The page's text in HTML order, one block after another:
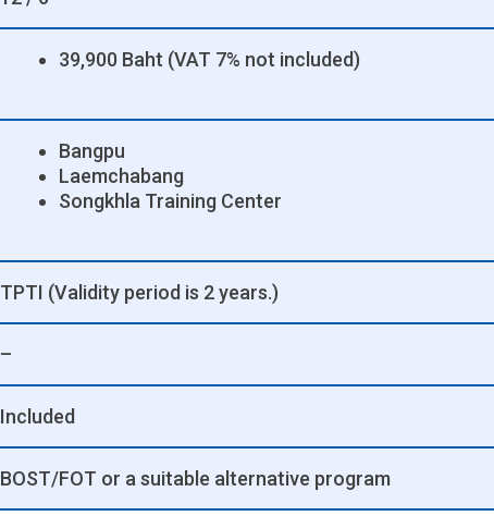
39,900 Baht (VAT 7% not included)
Bangpu
Laemchabang
Songkhla Training Center
TPTI (Validity period is 2 years.)
–
Included
BOST/FOT or a suitable alternative program